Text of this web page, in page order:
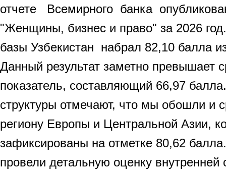
отчете Всемирного банка
"Женщины, бизнес и право" за 2026
базы Узбекистан набрал 82,10 балла
Данный результат заметно превышает
показатель, составляющий 66,97
структуры отмечают, что мы обошли и
региону Европы и Центральной Азии,
зафиксированы на отметке 80,62
провели детальную оценку внутренней